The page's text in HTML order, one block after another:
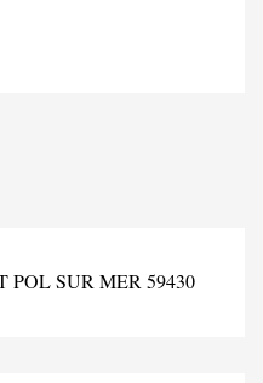
POL SUR MER 59430